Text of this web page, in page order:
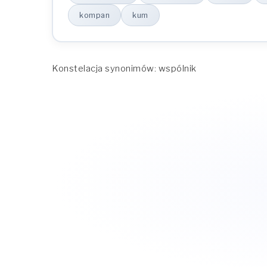
Narzędnik (z kim? z czym?)
Miejscownik (o kim? o czym?)
Wołacz (o!)
kompan kum
Konstelacja synonimów: wspólnik